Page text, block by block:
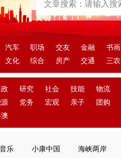
汽车 职场 交友 金融 书画
文化 综合 房产 交通 三农
研究 社会 技能 物流
党务 宏观 亲子 团购
乐 小康中国 海峡两岸